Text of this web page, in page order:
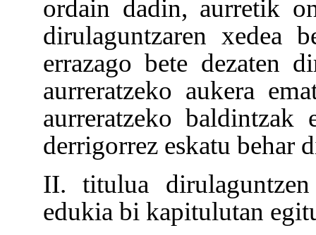
ordain dadin, aurretik
dirulaguntzaren xedea
errazago bete dezaten
aurreratzeko aukera
aurreratzeko baldintzak
derrigorrez eskatu behar
II. titulua
edukia bi kapitulutan